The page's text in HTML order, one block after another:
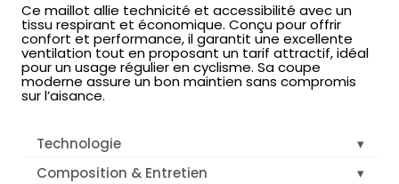
Ce maillot allie technicité et accessibilité avec un
tissu respirant et économique. Conçu pour offrir
confort et performance, il garantit une excellente
ventilation tout en proposant un tarif attractif, idéal
pour un usage régulier en cyclisme. Sa coupe
moderne assure un bon maintien sans compromis
sur l’aisance.
Technologie
Composition & Entretien